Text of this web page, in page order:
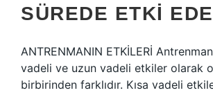
SÜREDE ETKI
ANTRENMANIN ETKİLERİ
vadeli ve uzun vadeli etkiler olarak
birbirinden farklıdır. Kısa vadeli